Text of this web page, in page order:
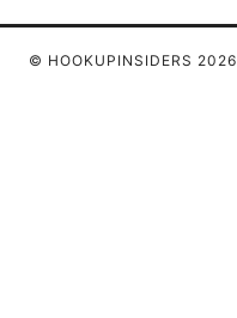
© HOOKUPINSIDERS 2026